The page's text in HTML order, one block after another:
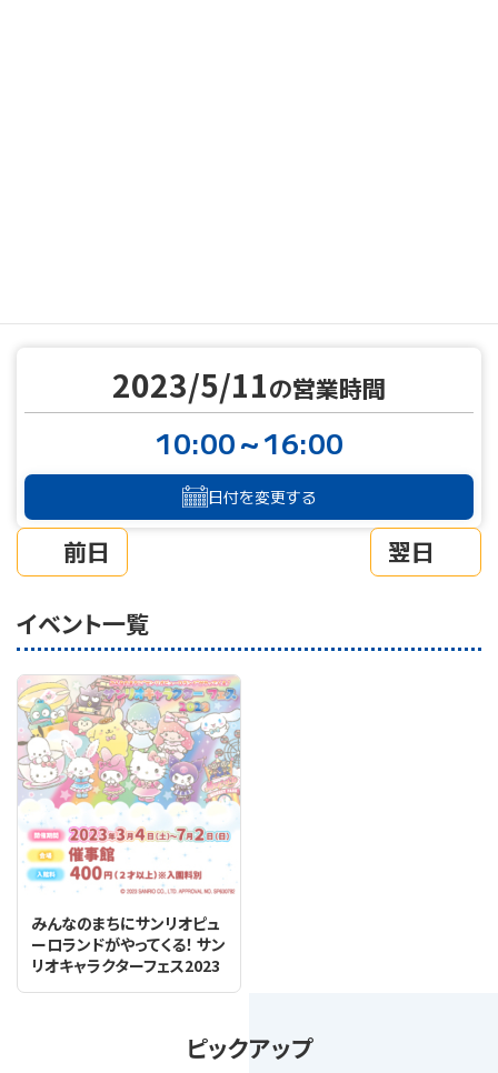
前日
2023/5/11の営業時間
10:00～16:00
日付を変更する
翌日
イベント一覧
みんなのまちにサンリオピュ
ーロランドがやってくる！ サン
リオキャラクターフェス2023
ピックアップ